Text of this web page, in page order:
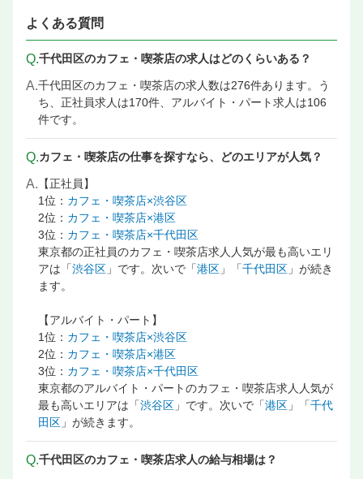
千代田区 カフェ・喫茶店 バイトの求人情報
東京駅 カフェ・喫茶店の求人
東京駅 給食・社員食堂・病院・介護の求人情報
東京駅 店長候補・マネージャーの飲食店 求人
東京駅 調理・キッチンスタッフ・板前の飲食店 求人情報
東京駅 調理補助・調理見習いの飲食店 求人情報
よくある質問
Q.千代田区のカフェ・喫茶店の求人はどのくらいある？
A.千代田区のカフェ・喫茶店の求人数は276件あります。う
ち、正社員求人は170件、アルバイト・パート求人は106
件です。
Q.カフェ・喫茶店の仕事を探すなら、どのエリアが人気？
A. 【正社員】
1位： カフェ・喫茶店×渋谷区
2位： カフェ・喫茶店×港区
3位： カフェ・喫茶店×千代田区
東京都の正社員のカフェ・喫茶店求人人気が最も高いエリ
アは「渋谷区 」です。次いで「港区 」「千代田区 」が続き
ます。
【アルバイト・パート】
1位： カフェ・喫茶店×渋谷区
2位： カフェ・喫茶店×港区
3位： カフェ・喫茶店×千代田区
東京都のアルバイト・パートのカフェ・喫茶店求人人気が
最も高いエリアは「渋谷区 」です。次いで「港区 」「千代
田区 」が続きます。
Q.千代田区のカフェ・喫茶店求人の給与相場は？